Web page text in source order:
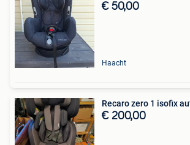
€ 50,00
Haacht
Recaro zero 1 isofix
€ 200,00